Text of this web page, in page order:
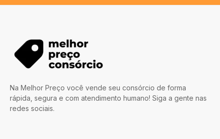
Na Melhor Preço você vende seu consórcio de forma
rápida, segura e com atendimento humano! Siga a gente nas
redes sociais.